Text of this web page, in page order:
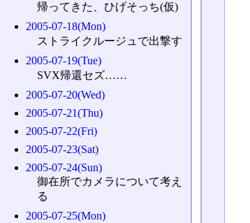
帰ってきた、ひげそっち(仮)
2005-07-18(Mon)
ストライクルージュで出撃す
2005-07-19(Tue)
SVX帰還セズ……
2005-07-20(Wed)
2005-07-21(Thu)
2005-07-22(Fri)
2005-07-23(Sat)
2005-07-24(Sun)
御在所でカメラについて考え
る
2005-07-25(Mon)